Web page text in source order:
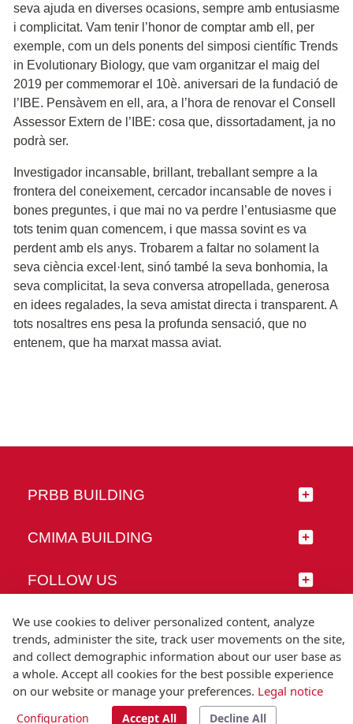
seva ajuda en diverses ocasions, sempre amb entusiasme
i complicitat. Vam tenir l’honor de comptar amb ell, per
exemple, com un dels ponents del simposi científic Trends
in Evolutionary Biology, que vam organitzar el maig del
2019 per commemorar el 10è. aniversari de la fundació de
l’IBE. Pensàvem en ell, ara, a l’hora de renovar el Consell
Assessor Extern de l’IBE: cosa que, dissortadament, ja no
podrà ser.
Investigador incansable, brillant, treballant sempre a la
frontera del coneixement, cercador incansable de noves i
bones preguntes, i que mai no va perdre l’entusiasme que
tots tenim quan comencem, i que massa sovint es va
perdent amb els anys. Trobarem a faltar no solament la
seva ciència excel·lent, sinó també la seva bonhomia, la
seva complicitat, la seva conversa atropellada, generosa
en idees regalades, la seva amistat directa i transparent. A
tots nosaltres ens pesa la profunda sensació, que no
entenem, que ha marxat massa aviat.
PRBB BUILDING
CMIMA BUILDING
FOLLOW US
© Universitat Pompeu Fabra
T.(+34) 93 542 20 00
We use cookies to deliver personalized content, analyze
trends, administer the site, track user movements on the site,
and collect demographic information about our user base as
a whole. Accept all cookies for the best possible experience
on our website or manage your preferences. Legal notice
Configuration Accept All Decline All